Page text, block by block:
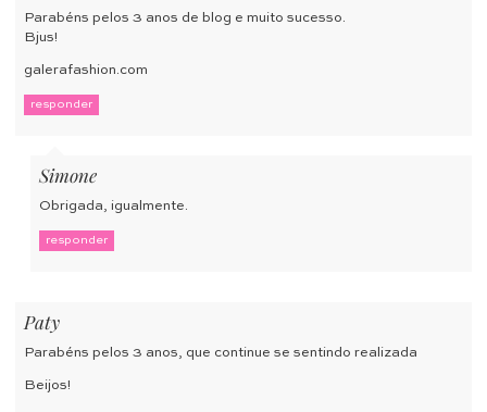
Parabéns pelos 3 anos de blog e muito sucesso.
Bjus!
galerafashion.com
responder
Simone
Obrigada, igualmente.
responder
Paty
Parabéns pelos 3 anos, que continue se sentindo realizada
Beijos!